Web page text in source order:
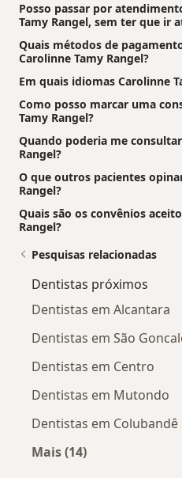
Posso passar por
Tamy Rangel, sem ter que ir
Quais métodos de
Carolinne Tamy Rangel?
Em quais idiomas Carolinne
Como posso marcar uma
Tamy Rangel?
Quando poderia me
Rangel?
O que outros pacientes
Rangel?
Quais são os convênios
Rangel?
Pesquisas relacionadas
Dentistas próximos
Dentistas em Alcantara
Dentistas em São
Dentistas em Centro
Dentistas em Mutondo
Dentistas em Colubandê
Mais (14)